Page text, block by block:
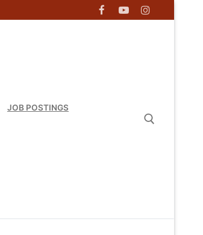
JOB POSTINGS